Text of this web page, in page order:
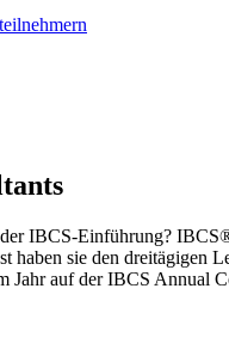
IBCS-Einführung?
sie den dreitägigen
Jahr auf der IBCS Annual